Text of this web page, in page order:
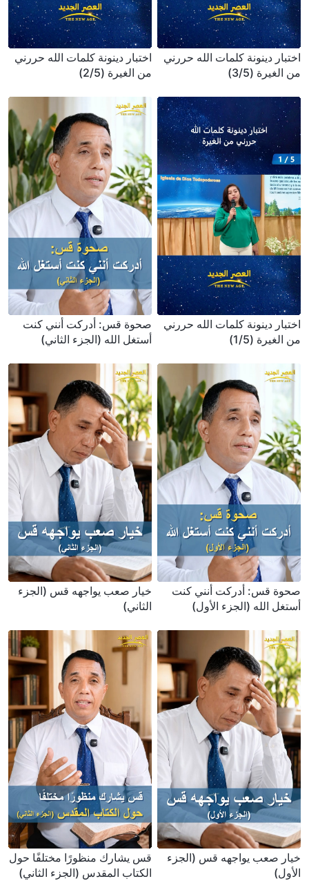
اختبار دينونة كلمات الله حررني
من الغيرة (3/5)
اختبار دينونة كلمات الله حررني
من الغيرة (2/5)
اختبار دينونة كلمات الله حررني
من الغيرة (1/5)
صحوة قس: أدركت أنني كنت
أستغل الله (الجزء الثاني)
صحوة قس: أدركت أنني كنت
أستغل الله (الجزء الأول)
خيار صعب يواجهه قس (الجزء
الثاني)
خيار صعب يواجهه قس (الجزء
الأول)
قس يشارك منظورًا مختلفًا حول
الكتاب المقدس (الجزء الثاني)